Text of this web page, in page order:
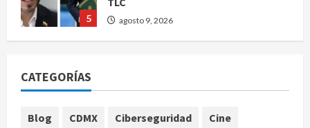
5 agosto 9, 2026
CATEGORÍAS
Blog CDMX Ciberseguridad
Cine